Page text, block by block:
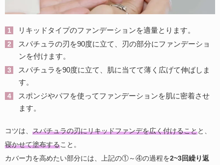
リキッドタイプのファンデーションを適量とります。
スパチュラの刃を90度に立て、刃の部分にファンデーショ
ンを付けます。
スパチュラを90度に立て、肌に当てて薄く広げて伸ばしま
す。
スポンジやパフを使ってファンデーションを肌に密着させ
ます。
コツは、 スパチュラの刃にリキッドファンデを広く付けることと、
寝かせて塗布すること。
カバー力を高めたい部分には、上記の①～④の過程を2~3回繰り返